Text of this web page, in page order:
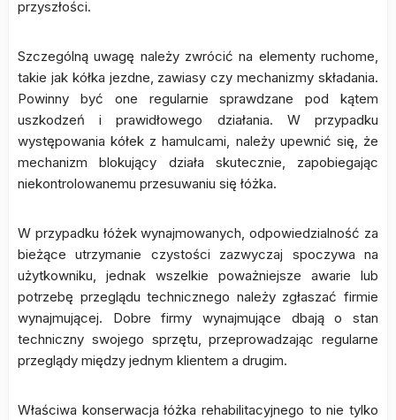
przyszłości.
Szczególną uwagę należy zwrócić na elementy ruchome,
takie jak kółka jezdne, zawiasy czy mechanizmy składania.
Powinny być one regularnie sprawdzane pod kątem
uszkodzeń i prawidłowego działania. W przypadku
występowania kółek z hamulcami, należy upewnić się, że
mechanizm blokujący działa skutecznie, zapobiegając
niekontrolowanemu przesuwaniu się łóżka.
W przypadku łóżek wynajmowanych, odpowiedzialność za
bieżące utrzymanie czystości zazwyczaj spoczywa na
użytkowniku, jednak wszelkie poważniejsze awarie lub
potrzebę przeglądu technicznego należy zgłaszać firmie
wynajmującej. Dobre firmy wynajmujące dbają o stan
techniczny swojego sprzętu, przeprowadzając regularne
przeglądy między jednym klientem a drugim.
Właściwa konserwacja łóżka rehabilitacyjnego to nie tylko